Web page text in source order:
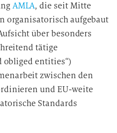
AMLA, die seit Mitte
organisatorisch aufgebaut
über besonders
tätige
obliged entities“)
zwischen den
und EU-weite
Standards